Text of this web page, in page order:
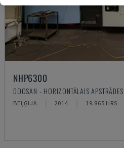
NHP6300
DOOSAN - HORIZONTĀLAIS
BEĻĢIJA 2014 19.865 HRS